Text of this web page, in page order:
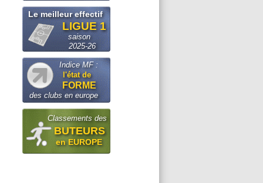
Le meilleur effectif
LIGUE 1
saison
2025-26
Indice MF :
l'état de
FORME
des clubs en europe
Classements des
BUTEURS
en EUROPE